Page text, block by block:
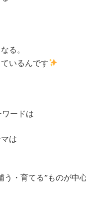
る。
いるんです
ワードは
は
う・育てる”ものが中